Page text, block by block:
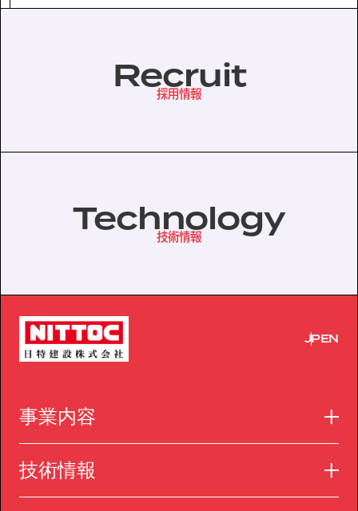
個人情報等保護ポリシーRecruit
採用情報
Technology
技術情報
JPEN
事業内容
技術情報